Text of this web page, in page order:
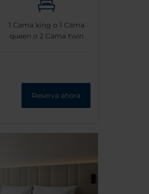
1 Cama king o 1 Cama
queen o 2 Cama twin
Reserva ahora